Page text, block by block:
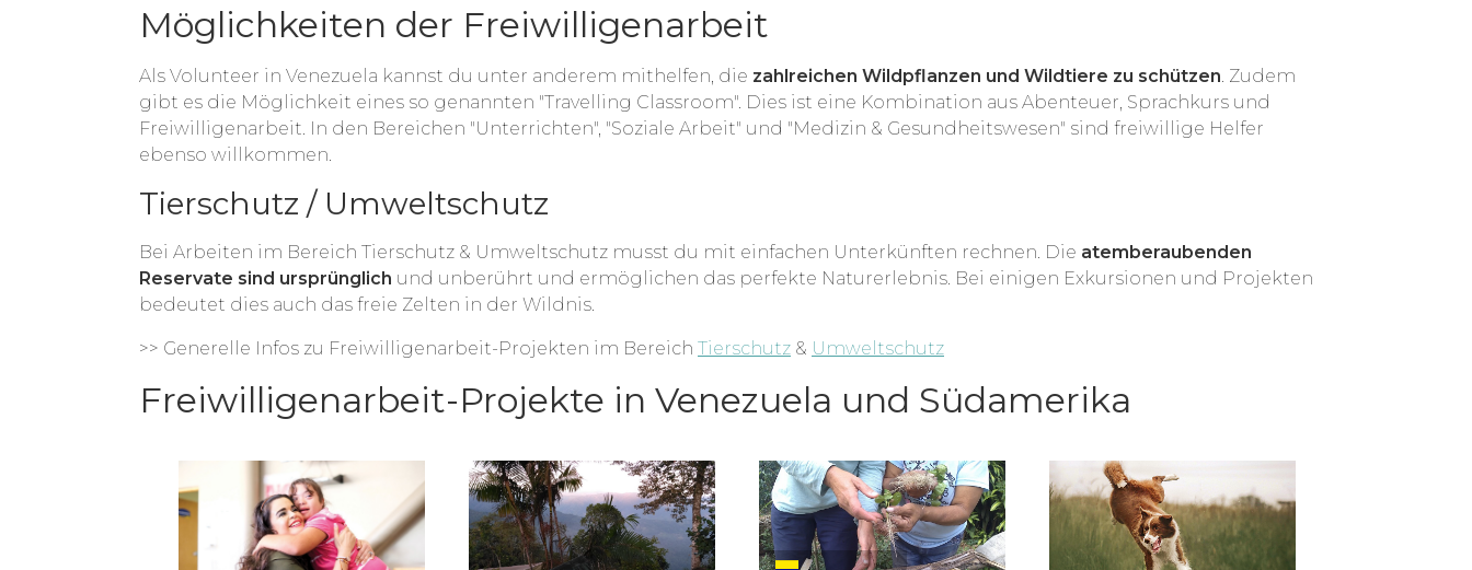
Möglichkeiten der Freiwilligenarbeit
Als Volunteer in Venezuela kannst du unter anderem mithelfen, die zahlreichen Wildpflanzen und Wildtiere zu schützen. Zudem
gibt es die Möglichkeit eines so genannten "Travelling Classroom". Dies ist eine Kombination aus Abenteuer, Sprachkurs und
Freiwilligenarbeit. In den Bereichen "Unterrichten", "Soziale Arbeit" und "Medizin & Gesundheitswesen" sind freiwillige Helfer
ebenso willkommen.
Tierschutz / Umweltschutz
Bei Arbeiten im Bereich Tierschutz & Umweltschutz musst du mit einfachen Unterkünften rechnen. Die atemberaubenden
Reservate sind ursprünglich und unberührt und ermöglichen das perfekte Naturerlebnis. Bei einigen Exkursionen und Projekten
bedeutet dies auch das freie Zelten in der Wildnis.
>> Generelle Infos zu Freiwilligenarbeit-Projekten im Bereich Tierschutz & Umweltschutz
Freiwilligenarbeit-Projekte in Venezuela und Südamerika